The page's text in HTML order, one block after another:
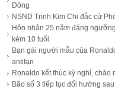
Đông
NSND Trịnh Kim Chi đắc cử
Hôn nhân 25 năm đáng
kém 10 tuổi
Bạn gái người mẫu của
antifan
Ronaldo kết thúc kỳ nghỉ, chào
Bão số 3 tiếp tục đổi hướng